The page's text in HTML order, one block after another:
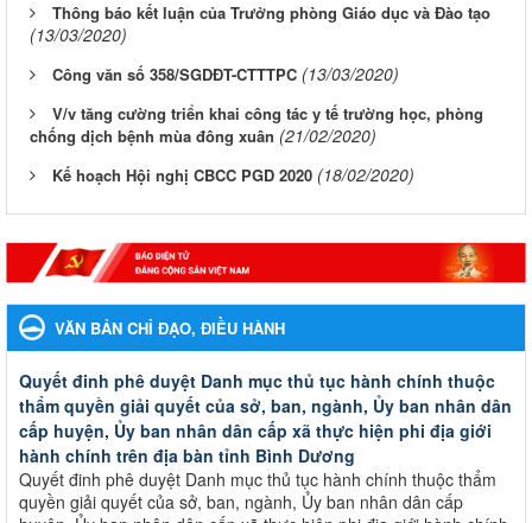
Thông báo kết luận của Trưởng phòng Giáo dục và Đào tạo
(13/03/2020)
Công văn số 358/SGDĐT-CTTTPC (13/03/2020)
V/v tăng cường triển khai công tác y tế trường học, phòng
chống dịch bệnh mùa đông xuân (21/02/2020)
Kế hoạch Hội nghị CBCC PGD 2020 (18/02/2020)
VĂN BẢN CHỈ ĐẠO, ĐIỀU HÀNH
Quyết đinh phê duyệt Danh mục thủ tục hành chính thuộc
thẩm quyền giải quyết của sở, ban, ngành, Ủy ban nhân dân
cấp huyện, Ủy ban nhân dân cấp xã thực hiện phi địa giới
hành chính trên địa bàn tỉnh Bình Dương
Quyết đinh phê duyệt Danh mục thủ tục hành chính thuộc thẩm
quyền giải quyết của sở, ban, ngành, Ủy ban nhân dân cấp